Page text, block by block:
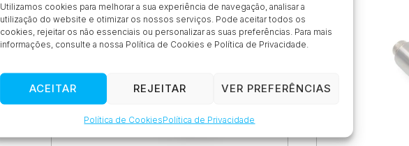
Utilizamos cookies para melhorar a sua experiência de navegação, analisar a
utilização do website e otimizar os nossos serviços. Pode aceitar todos os
cookies, rejeitar os não essenciais ou personalizar as suas preferências. Para mais
informações, consulte a nossa Política de Cookies e Política de Privacidade.
ACEITAR REJEITAR VER PREFERÊNCIAS
Política de CookiesPolítica de Privacidade